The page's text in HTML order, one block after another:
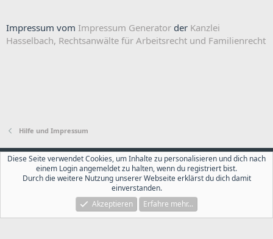
Impressum vom Impressum Generator der Kanzlei
Hasselbach, Rechtsanwälte für Arbeitsrecht und Familienrecht
Hilfe und Impressum
AT style
Deutsch
Kontakt
Nutzungsbedingungen
Datenschutz
Start
R
S
S
Community platform by XenForo® © 2010-2026 XenForo Ltd.
Diese Seite verwendet Cookies, um Inhalte zu personalisieren und dich nach
einem Login angemeldet zu halten, wenn du registriert bist.
Durch die weitere Nutzung unserer Webseite erklärst du dich damit
einverstanden.
Akzeptieren
Erfahre mehr...